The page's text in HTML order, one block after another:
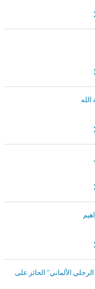
الألماني" الحائز على